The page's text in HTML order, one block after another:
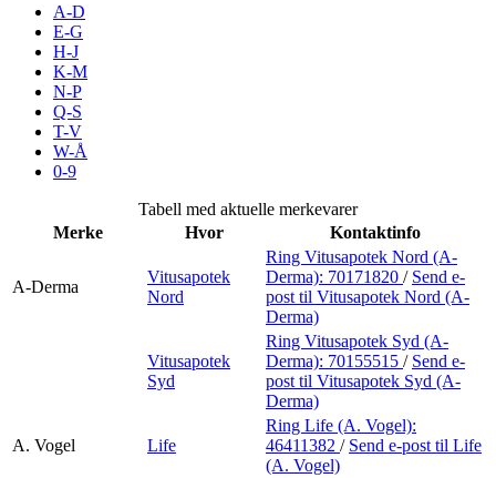
Inspirasjon
Søk
Praktisk informasjon
Ledige stillinger
A-D
E-G
H-J
K-M
N-P
Q-S
T-V
W-Å
0-9
Tabell med aktuelle merkevarer
Merke
Hvor Kontaktinfo
A-Derma
Vitusapotek
Nord
Ring Vitusapotek Nord (A-
Derma): 70171820 / Send e-
post til Vitusapotek Nord (A-
Derma)
Vitusapotek
Syd
Ring Vitusapotek Syd (A-
Derma): 70155515 / Send e-
post til Vitusapotek Syd (A-
Derma)
A. Vogel Life
Ring Life (A. Vogel):
46411382 / Send e-post til Life
(A. Vogel)